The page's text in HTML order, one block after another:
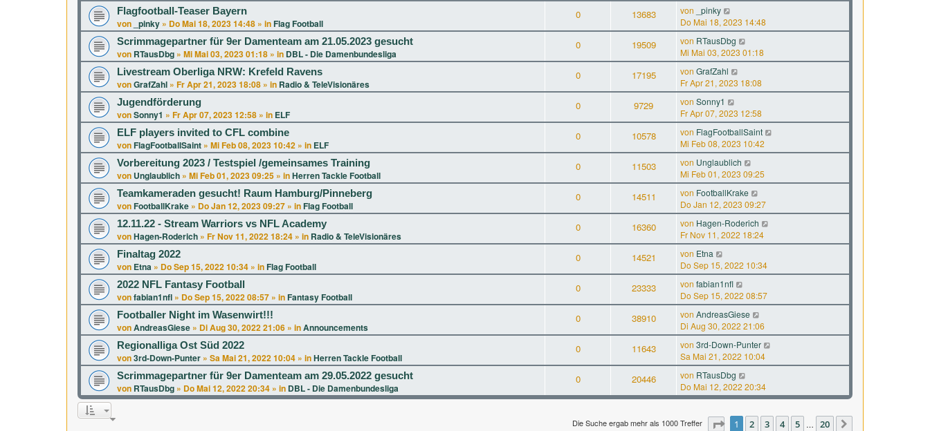
Flagfootball-Teaser Bayern
von _pinky » Do Mai 18, 2023 14:48 » in Flag Football
0 13683 von
_pinky
Do Mai 18, 2023 14:48
Scrimmagepartner für 9er Damenteam am 21.05.2023 gesucht
von RTausDbg » Mi Mai 03, 2023 01:18 » in DBL - Die Damenbundesliga
0 19509 von RTausDbg
Mi Mai 03, 2023 01:18
Livestream Oberliga NRW: Krefeld Ravens
vonGrafZahl » Fr Apr 21, 2023 18:08 » in Radio & TeleVisionäres
0 17195 von GrafZahl
Fr Apr 21, 2023 18:08
Jugendförderung
vonSonny1 » Fr Apr 07, 2023 12:58 » in ELF
0 9729 von Sonny1
Fr Apr 07, 2023 12:58
ELF players invited to CFL combine
von FlagFootballSaint » Mi Feb 08, 2023 10:42 » in ELF
0 10578 von FlagFootballSaint
Mi Feb 08, 2023 10:42
Vorbereitung 2023 / Testspiel /gemeinsames Training
von Unglaublich » Mi Feb 01, 2023 09:25 » inHerren Tackle Football
0 11503 von Unglaublich
Mi Feb 01, 2023 09:25
Teamkameraden gesucht! Raum Hamburg/Pinneberg
von FootballKrake » Do Jan 12, 2023 09:27 » in Flag Football
0 14511 von FootballKrake
Do Jan 12, 2023 09:27
12.11.22 - Stream Warriors vs NFL Academy
vonHagen-Roderich » Fr Nov 11, 2022 18:24 » in Radio & TeleVisionäres
0 16360 von Hagen-Roderich
Fr Nov 11, 2022 18:24
Finaltag 2022
von Etna » Do Sep 15, 2022 10:34 » in Flag Football
0 14521 von Etna
Do Sep 15, 2022 10:34
2022 NFL Fantasy Football
vonfabian1nfl » Do Sep 15, 2022 08:57 » in Fantasy Football
0 23333 von fabian1nfl
Do Sep 15, 2022 08:57
Footballer Night im Wasenwirt!!!
vonAndreasGiese » Di Aug 30, 2022 21:06 » inAnnouncements
0 38910 von AndreasGiese
Di Aug 30, 2022 21:06
Regionalliga Ost Süd 2022
von3rd-Down-Punter » Sa Mai 21, 2022 10:04 » inHerren Tackle Football
0 11643 von 3rd-Down-Punter
Sa Mai 21, 2022 10:04
Scrimmagepartner für 9er Damenteam am 29.05.2022 gesucht
von RTausDbg » Do Mai 12, 2022 20:34 » in DBL - Die Damenbundesliga
0 20446 von RTausDbg
Do Mai 12, 2022 20:34
Die Suche ergab mehr als 1000 Treffer Seite 1von 20
1 2 3 4 5 … 20